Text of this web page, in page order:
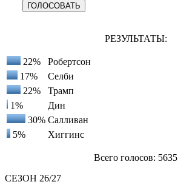
РЕЗУЛЬТАТЫ:
22%
Робертсон
17%
Селби
22%
Трамп
1%
Дин
30% Салливан
5%
Хиггинс
Всего голосов: 5635
СЕЗОН 26/27